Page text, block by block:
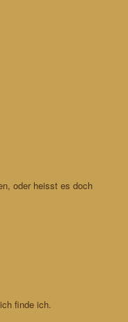
oder heisst es doch
finde ich.